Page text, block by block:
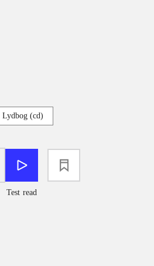
Lydbog (cd)
Test read